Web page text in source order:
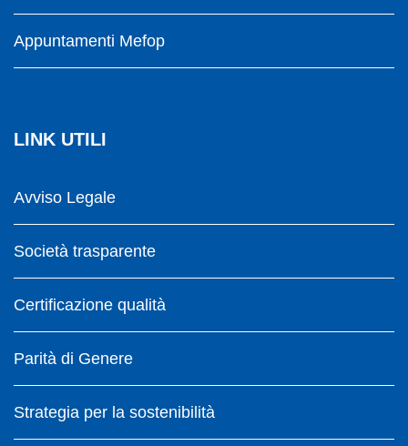
Appuntamenti Mefop
LINK UTILI
Avviso Legale
Società trasparente
Certificazione qualità
Parità di Genere
Strategia per la sostenibilità